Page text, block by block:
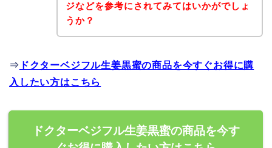
ジなどを参考にされてみてはいかがでしょ
うか？
⇒ ドクターベジフル生姜黒蜜の商品を今すぐお得に購
入したい方はこちら
ドクターベジフル生姜黒蜜の商品を今す